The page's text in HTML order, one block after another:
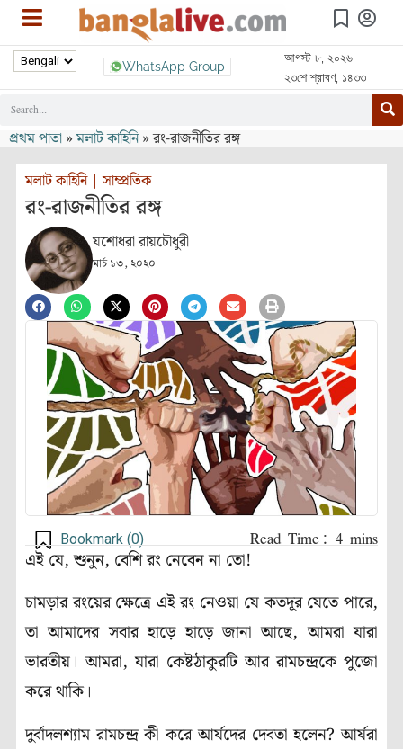
WhatsApp Group
আগস্ট ৮, ২০২৬
২৩শে শ্রাবণ, ১৪৩৩
প্রথম পাতা »মলাট কাহিনি»রং-রাজনীতির রঙ্গ
মলাট কাহিনি|সাম্প্রতিক
রং-রাজনীতির রঙ্গ
যশোধরা রায়চৌধুরী
মার্চ ১৩, ২০২০
Bookmark (0)
এই যে, শুনুন, বেশি রং নেবেন না তো!
চামড়ার রংয়ের ক্ষেত্রে এই রং নেওয়া যে কতদূর যেতে পারে,
তা আমাদের সবার হাড়ে হাড়ে জানা আছে, আমরা যারা
ভারতীয়। আমরা, যারা কেষ্টঠাকুরটি আর রামচন্দ্রকে পুজো
করে থাকি।
দুর্বাদলশ্যাম রামচন্দ্র কী করে আর্যদের দেবতা হলেন? আর্যরা